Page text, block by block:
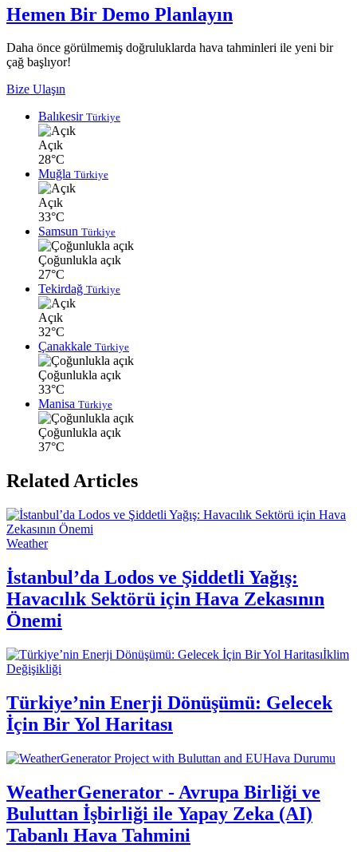
Hemen Bir Demo Planlayın
Daha önce görülmemiş doğruluklarda hava tahminleri ile yeni bir
çağ başlıyor!
Bize Ulaşın
Balıkesir Türkiye
Açık
28°C
Muğla Türkiye
Açık
33°C
Samsun Türkiye
Çoğunlukla açık
27°C
Tekirdağ Türkiye
Açık
32°C
Çanakkale Türkiye
Çoğunlukla açık
33°C
Manisa Türkiye
Çoğunlukla açık
37°C
Related Articles
Weather
İstanbul’da Lodos ve Şiddetli Yağış:
Havacılık Sektörü için Hava Zekasının
Önemi
İklim
Değişikliği
Türkiye’nin Enerji Dönüşümü: Gelecek
İçin Bir Yol Haritası
Hava Durumu
WeatherGenerator - Avrupa Birliği ve
Buluttan İşbirliği ile Yapay Zeka (AI)
Tabanlı Hava Tahmini